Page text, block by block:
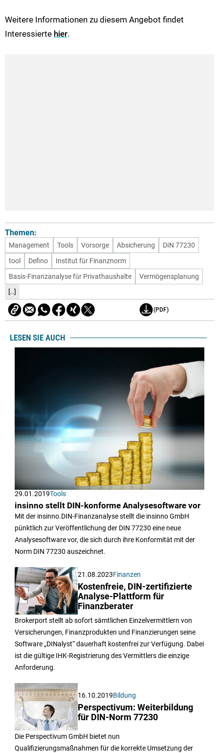
Weitere Informationen zu diesem Angebot findet
Interessierte hier.
Themen:
Management Tools Vorsorge Absicherung
DIN 77230
tool
Defino
Institut für Finanznorm
Basis-Finanzanalyse für Privathaushalte
Vermögensplanung
[..]
(PDF)
LESEN SIE AUCH
29.01.2019Tools
insinno stellt DIN-konforme Analysesoftware vor
Mit der insinno.DIN-Finanzanalyse stellt die insinno GmbH
pünktlich zur Veröffentlichung der DIN 77230 eine neue
Analysesoftware vor, die sich durch ihre Konformität mit der
Norm DIN 77230 auszeichnet.
21.08.2023Finanzen
Kostenfreie, DIN-zertifizierte
Analyse-Plattform für
Finanzberater
Brokerport stellt ab sofort sämtlichen Einzelvermittlern von
Versicherungen, Finanzprodukten und Finanzierungen seine
Software „DINalyst“ dauerhaft kostenfrei zur Verfügung. Dabei
ist die gültige IHK-Registrierung des Vermittlers die einzige
Anforderung.
16.10.2019Bildung
Perspectivum: Weiterbildung
für DIN-Norm 77230
Die Perspectivum GmbH bietet nun
Qualifizierungsmaßnahmen für die korrekte Umsetzung der